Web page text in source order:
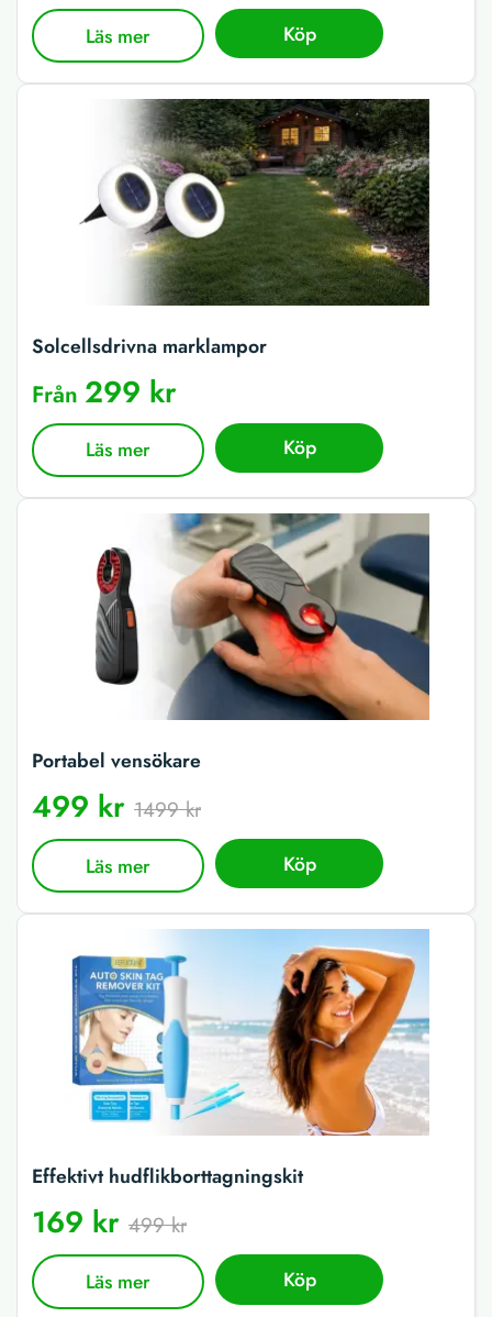
Läs mer Köp
Solcellsdrivna marklampor
Från 299 kr
Läs mer Köp
Portabel vensökare
499 kr 1499 kr
Läs mer Köp
Effektivt hudflikborttagningskit
169 kr 499 kr
Läs mer Köp